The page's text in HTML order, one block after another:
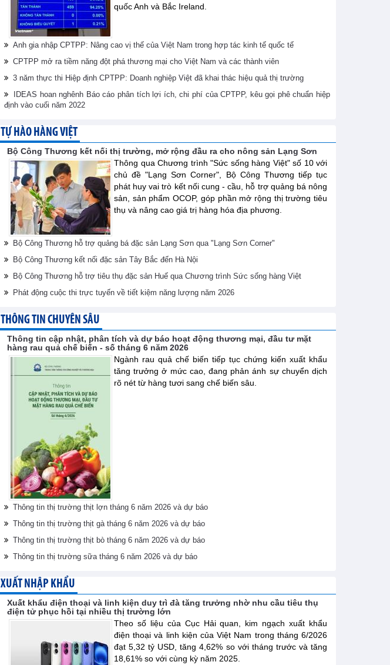
quốc Anh và Bắc Ireland.
Anh gia nhập CPTPP: Nâng cao vị thế của Việt Nam trong hợp tác kinh tế quốc tế
CPTPP mở ra tiềm năng đột phá thương mại cho Việt Nam và các thành viên
3 năm thực thi Hiệp định CPTPP: Doanh nghiệp Việt đã khai thác hiệu quả thị trường
IDEAS hoan nghênh Báo cáo phân tích lợi ích, chi phí của CPTPP, kêu gọi phê chuẩn hiệp
định vào cuối năm 2022
TỰ HÀO HÀNG VIỆT
Bộ Công Thương kết nối thị trường, mở rộng đầu ra cho nông sản Lạng Sơn
Thông qua Chương trình "Sức sống hàng Việt" số 10 với
chủ đề "Lạng Sơn Corner", Bộ Công Thương tiếp tục
phát huy vai trò kết nối cung - cầu, hỗ trợ quảng bá nông
sản, sản phẩm OCOP, góp phần mở rộng thị trường tiêu
thụ và nâng cao giá trị hàng hóa địa phương.
Bộ Công Thương hỗ trợ quảng bá đặc sản Lạng Sơn qua "Lạng Sơn Corner"
Bộ Công Thương kết nối đặc sản Tây Bắc đến Hà Nội
Bộ Công Thương hỗ trợ tiêu thụ đặc sản Huế qua Chương trình Sức sống hàng Việt
Phát động cuộc thi trực tuyến về tiết kiệm năng lượng năm 2026
THÔNG TIN CHUYÊN SÂU
Thông tin cập nhật, phân tích và dự báo hoạt động thương mại, đầu tư mặt
hàng rau quả chế biến - số tháng 6 năm 2026
Ngành rau quả chế biến tiếp tục chứng kiến xuất khẩu
tăng trưởng ở mức cao, đang phản ánh sự chuyển dịch
rõ nét từ hàng tươi sang chế biến sâu.
Thông tin thị trường thịt lợn tháng 6 năm 2026 và dự báo
Thông tin thị trường thịt gà tháng 6 năm 2026 và dự báo
Thông tin thị trường thịt bò tháng 6 năm 2026 và dự báo
Thông tin thị trường sữa tháng 6 năm 2026 và dự báo
XUẤT NHẬP KHẨU
Xuất khẩu điện thoại và linh kiện duy trì đà tăng trưởng nhờ nhu cầu tiêu thụ
điện tử phục hồi tại nhiều thị trường lớn
Theo số liệu của Cục Hải quan, kim ngạch xuất khẩu
điện thoại và linh kiện của Việt Nam trong tháng 6/2026
đạt 5,32 tỷ USD, tăng 4,62% so với tháng trước và tăng
18,61% so với cùng kỳ năm 2025.